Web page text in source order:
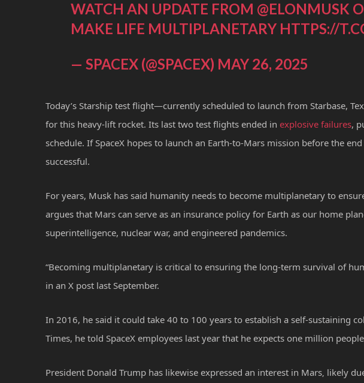
WATCH AN UPDATE FROM @ELONMUSK
MAKE LIFE MULTIPLANETARY HTTPS://
— SPACEX (@SPACEX) MAY 26, 2025
Today’s Starship test flight—currently scheduled to launch from Starbase,
for this heavy-lift rocket. Its last two test flights ended in explosive failures,
schedule. If SpaceX hopes to launch an Earth-to-Mars mission before the
successful.
For years, Musk has said humanity needs to become multiplanetary to
argues that Mars can serve as an insurance policy for Earth as our home
superintelligence, nuclear war, and engineered pandemics.
“Becoming multiplanetary is critical to ensuring the long-term survival of
in an X post last September.
In 2016, he said it could take 40 to 100 years to establish a self-sustaining
Times, he told SpaceX employees last year that he expects one million
President Donald Trump has likewise expressed an interest in Mars‚ likely